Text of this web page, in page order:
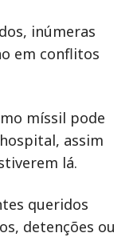
inúmeras
em conflitos
míssil pode
assim
lá.
queridos
detenções ou